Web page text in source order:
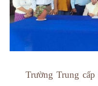
Trường Trung cấp